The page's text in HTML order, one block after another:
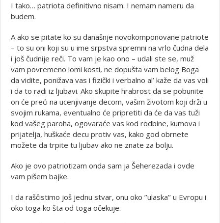
I tako… patriota definitivno nisam. I nemam nameru da
budem.
A ako se pitate ko su današnje novokomponovane patriote
– to su oni koji su u ime srpstva spremni na vrlo čudna dela
i još čudnije reči. To vam je kao ono – udali ste se, muž
vam povremeno lomi kosti, ne dopušta vam belog Boga
da vidite, ponižava vas i fizički i verbalno al’ kaže da vas voli
i da to radi iz ljubavi. Ako skupite hrabrost da se pobunite
on će preći na ucenjivanje decom, vašim životom koji drži u
svojim rukama, eventualno će pripretiti da će da vas tuži
kod vašeg paroha, ogovaraće vas kod rodbine, kumova i
prijatelja, huškaće decu protiv vas, kako god obrnete
možete da trpite tu ljubav ako ne znate za bolju.
Ako je ovo patriotizam onda sam ja Šeherezada i ovde
vam pišem bajke.
I da raščistimo još jednu stvar, onu oko ’’ulaska’’ u Evropu i
oko toga ko šta od toga očekuje.